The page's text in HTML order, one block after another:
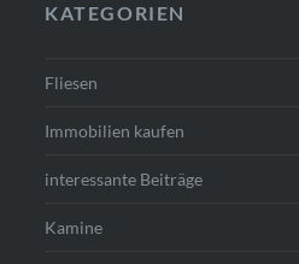
KATEGORIEN
Fliesen
Immobilien kaufen
interessante Beiträge
Kamine